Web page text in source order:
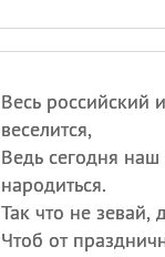
Весь российский
веселится,
Ведь сегодня наш
народиться.
Так что не зевай,
Чтоб от